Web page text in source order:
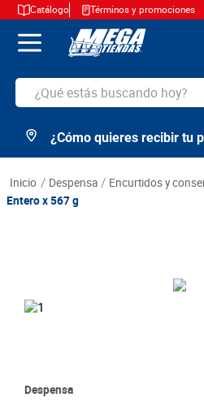
Catálogo Términos y promociones
¿Qué estás buscando hoy?
TÉRMINOS MÁS BUSCADOS
2.
arroz
9.
queso
¿Cómo quieres recibir tu
despensa encurtidos y
Entero x 567 g
Despensa